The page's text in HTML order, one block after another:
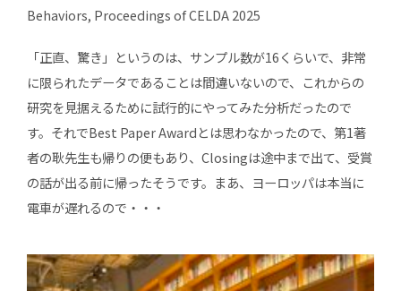
Behaviors, Proceedings of CELDA 2025
「正直、驚き」というのは、サンプル数が16くらいで、非常
に限られたデータであることは間違いないので、これからの
研究を見据えるために試行的にやってみた分析だったので
す。それでBest Paper Awardとは思わなかったので、第1著
者の耿先生も帰りの便もあり、Closingは途中まで出て、受賞
の話が出る前に帰ったそうです。まあ、ヨーロッパは本当に
電車が遅れるので・・・